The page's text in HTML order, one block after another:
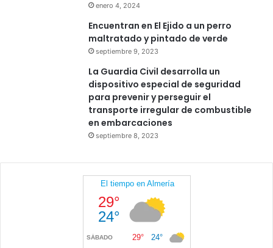
enero 4, 2024
Encuentran en El Ejido a un perro
maltratado y pintado de verde
septiembre 9, 2023
La Guardia Civil desarrolla un
dispositivo especial de seguridad
para prevenir y perseguir el
transporte irregular de combustible
en embarcaciones
septiembre 8, 2023